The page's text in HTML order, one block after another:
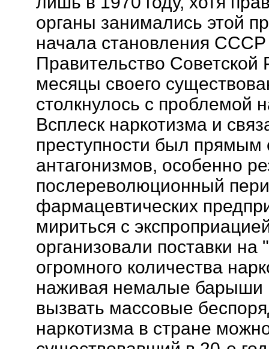
органы занимались этой
начала становления СССР
Правительство
месяцы своего
столкнулось с проблемой
Всплеск наркотизма и
преступности был
антагонизмов, особенно
послереволюционный
фармацевтических
мириться с
организовали поставки
огромного количества
наживая немалые барыши
вызвать массовые
наркотизма в стране